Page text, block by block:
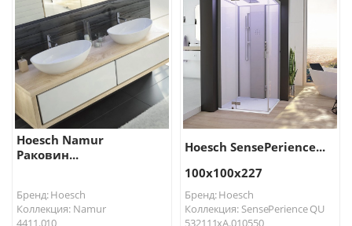
В КОРЗИНУ В КОРЗИНУ
Hoesch Namur
Раковин...
Бренд: Hoesch
Коллекция: Namur
4411.010
Hoesch SensePerience...
100х100х227
Бренд: Hoesch
Коллекция: SensePerience QU
532111xA.010550